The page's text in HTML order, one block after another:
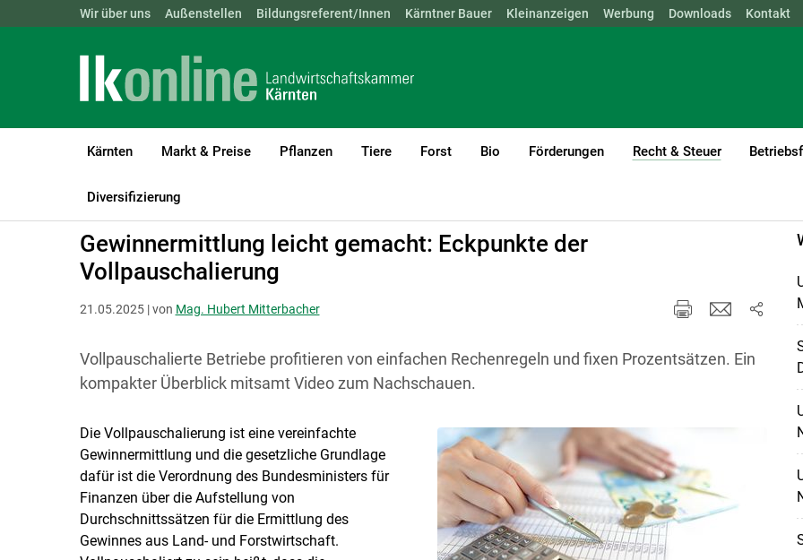
Landwirtschaftskammern: ÖSTERREICH BGLD KTN NÖ OÖ SBG STMK TIROL VBG WIEN
Wir über uns Außenstellen Bildungsreferent/Innen Kärntner Bauer Kleinanzeigen Werbung Downloads Kontakt
Kärnten Markt & Preise Pflanzen Tiere Forst Bio Förderungen Recht & Steuer
(current)1
Diversifizierung
LK Kärnten Recht & Steuer
Gewinnermittlung leicht gemacht: Eckpunkte der
Vollpauschalierung
21.05.2025 | von Mag. Hubert Mitterbacher
Vollpauschalierte Betriebe profitieren von einfachen Rechenregeln und fixen Prozentsätzen. Ein
kompakter Überblick mitsamt Video zum Nachschauen.
Die Vollpauschalierung ist eine vereinfachte
Gewinnermittlung und die gesetzliche Grundlage
dafür ist die Verordnung des Bundesministers für
Finanzen über die Aufstellung von
Durchschnittssätzen für die Ermittlung des
Gewinnes aus Land- und Forstwirtschaft.